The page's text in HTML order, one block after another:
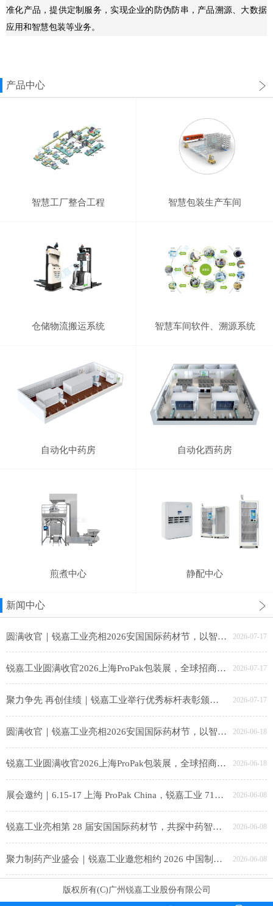
准化产品，提供定制服务，实现企业的防伪防串，产品溯源、大数据
应用和智慧包装等业务。
产品中心
智慧工厂整合工程 智慧包装生产车间
仓储物流搬运系统 智慧车间软件、溯源系统
自动化中药房 自动化西药房
煎煮中心 静配中心
新闻中心
圆满收官｜锐嘉工业亮相2026安国国际药材节，以智能装备赋能中医药产业升级 2026-07-17
锐嘉工业圆满收官2026上海ProPak包装展，全球招商布局海外新赛道！ 2026-07-17
聚力争先 再创佳绩｜锐嘉工业举行优秀标杆表彰颁奖仪式 2026-07-17
圆满收官｜锐嘉工业亮相2026安国国际药材节，以智能装备赋能中医药产业升级 2026-06-18
锐嘉工业圆满收官2026上海ProPak包装展，全球招商布局海外新赛道！ 2026-06-18
展会邀约｜6.15-17 上海 ProPak China，锐嘉工业 71E80-3 邀食品同仁共探智能包装新趋势 2026-06-08
锐嘉工业亮相第 28 届安国国际药材节，共探中药智造新未来 2026-06-08
聚力制药产业盛会｜锐嘉工业邀您相约 2026 中国制药产业大会，共启智能智造新征程 2026-06-08
版权所有(C)广州锐嘉工业股份有限公司